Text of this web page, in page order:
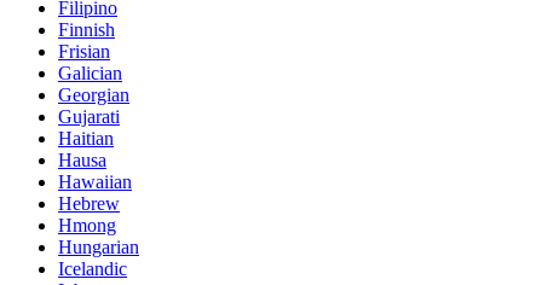
Filipino
Finnish
Frisian
Galician
Georgian
Gujarati
Haitian
Hausa
Hawaiian
Hebrew
Hmong
Hungarian
Icelandic